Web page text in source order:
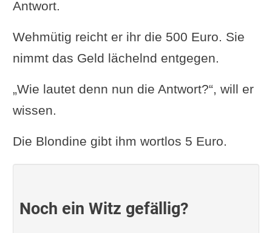
Antwort.
Wehmütig reicht er ihr die 500 Euro. Sie
nimmt das Geld lächelnd entgegen.
„Wie lautet denn nun die Antwort?“, will er
wissen.
Die Blondine gibt ihm wortlos 5 Euro.
Noch ein Witz gefällig?